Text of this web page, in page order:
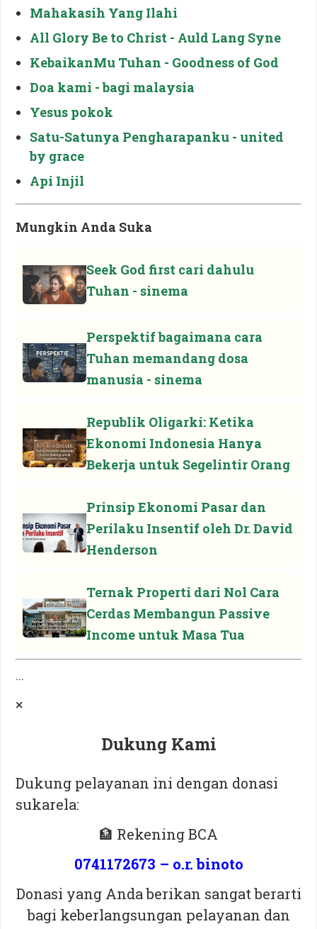
Mahakasih Yang Ilahi
All Glory Be to Christ - Auld Lang Syne
KebaikanMu Tuhan - Goodness of God
Doa kami - bagi malaysia
Yesus pokok
Satu-Satunya Pengharapanku - united
by grace
Api Injil
Mungkin Anda Suka
Seek God first cari dahulu
Tuhan - sinema
Perspektif bagaimana cara
Tuhan memandang dosa
manusia - sinema
Republik Oligarki: Ketika
Ekonomi Indonesia Hanya
Bekerja untuk Segelintir Orang
Prinsip Ekonomi Pasar dan
Perilaku Insentif oleh Dr. David
Henderson
Ternak Properti dari Nol Cara
Cerdas Membangun Passive
Income untuk Masa Tua
...
×
Dukung Kami
Dukung pelayanan ini dengan donasi
sukarela:
🏦 Rekening BCA
0741172673 – o.r. binoto
Donasi yang Anda berikan sangat berarti
bagi keberlangsungan pelayanan dan